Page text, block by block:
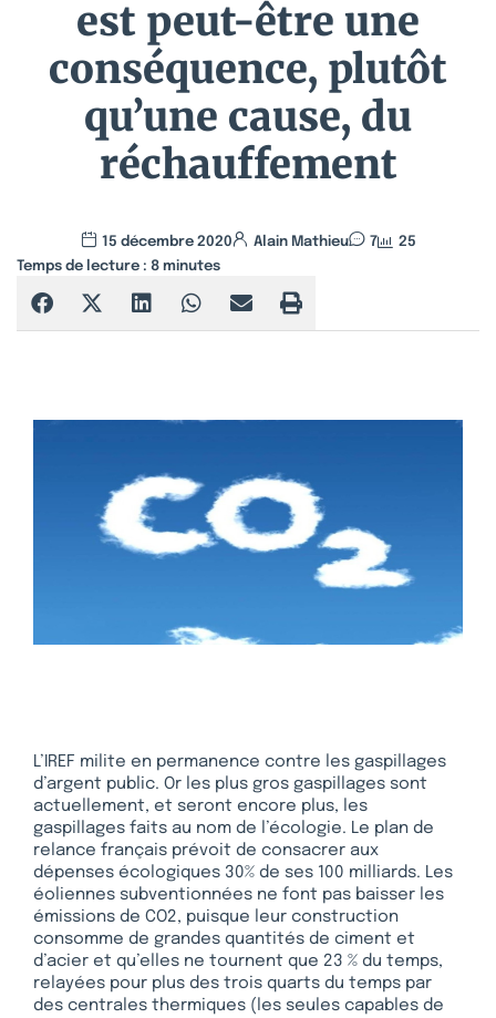
est peut-être une
conséquence, plutôt
qu’une cause, du
réchauffement
15 décembre 2020 Alain Mathieu 7
25
Temps de lecture : 8 minutes
L’IREF milite en permanence contre les gaspillages
d’argent public. Or les plus gros gaspillages sont
actuellement, et seront encore plus, les
gaspillages faits au nom de l’écologie. Le plan de
relance français prévoit de consacrer aux
dépenses écologiques 30% de ses 100 milliards. Les
éoliennes subventionnées ne font pas baisser les
émissions de CO2, puisque leur construction
consomme de grandes quantités de ciment et
d’acier et qu’elles ne tournent que 23 % du temps,
relayées pour plus des trois quarts du temps par
des centrales thermiques (les seules capables de